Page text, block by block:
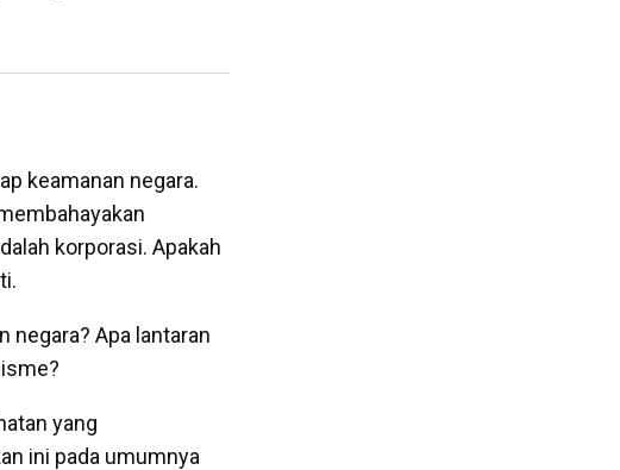
keamanan negara.
korporasi. Apakah
negara? Apa lantaran
yang
ini pada umumnya